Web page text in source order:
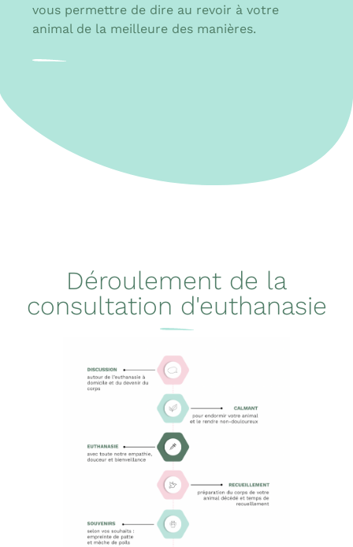
vous permettre de dire au revoir à votre
animal de la meilleure des manières.
Déroulement de la
consultation d'euthanasie